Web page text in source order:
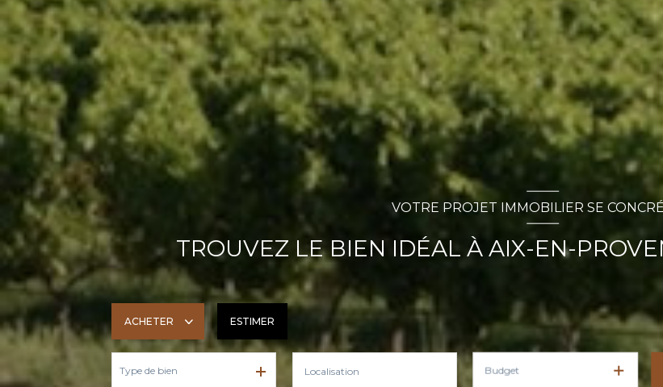
VOTRE PROJET IMMOBILIER SE
TROUVEZ LE BIEN IDÉAL À AIX-EN-
ACHETER
De l'ancien
ESTIMER
Type de bien Budget